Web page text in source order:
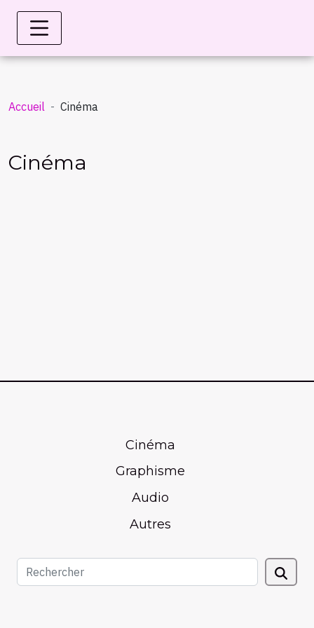
Accueil Cinéma
Cinéma
Cinéma
Graphisme
Audio
Autres